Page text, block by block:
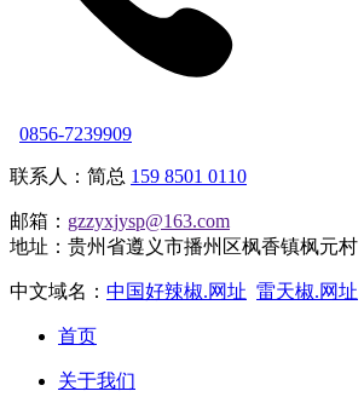
0856-7239909
联系人：简总 159 8501 0110
邮箱： gzzyxjysp@163.com
地址：贵州省遵义市播州区枫香镇枫元村
中文域名： 中国好辣椒.网址 雷天椒.网址
首页
关于我们